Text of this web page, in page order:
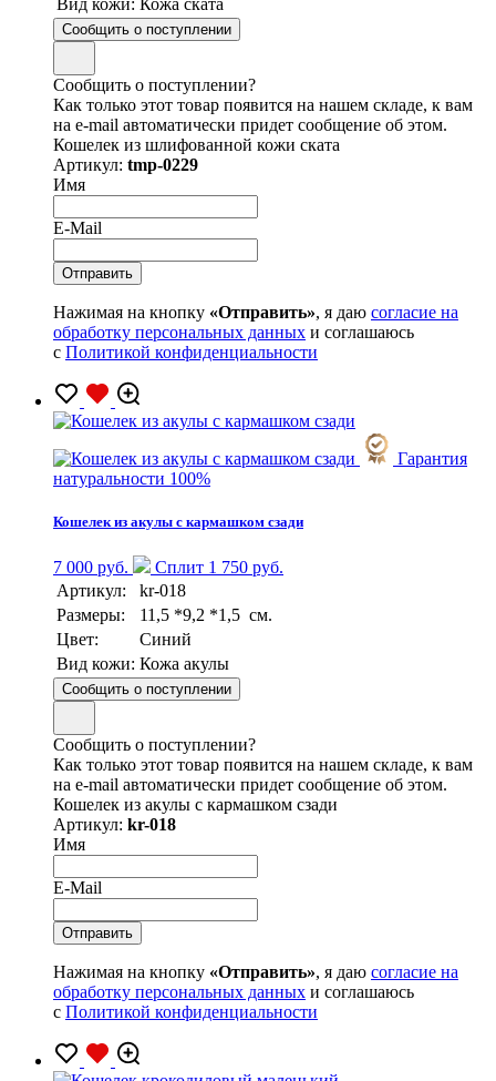
Сообщить о поступлении
Сообщить о поступлении?
Как только этот товар появится на нашем складе, к вам
на e-mail автоматически придет сообщение об этом.
Кошелек из шлифованной кожи ската
Артикул: tmp-0229
Имя
E-Mail
Нажимая на кнопку «Отправить», я даю согласие на
обработку персональных данных и соглашаюсь
с Политикой конфиденциальности
Гарантия
натуральности 100%
Кошелек из акулы с кармашком сзади
7 000 руб.
Сплит 1 750 руб.
Артикул:
kr-018
Размеры:
11,5 *9,2 *1,5 см.
Цвет:
Синий
Вид кожи: Кожа акулы
Сообщить о поступлении
Сообщить о поступлении?
Как только этот товар появится на нашем складе, к вам
на e-mail автоматически придет сообщение об этом.
Кошелек из акулы с кармашком сзади
Артикул: kr-018
Имя
E-Mail
Нажимая на кнопку «Отправить», я даю согласие на
обработку персональных данных и соглашаюсь
с Политикой конфиденциальности